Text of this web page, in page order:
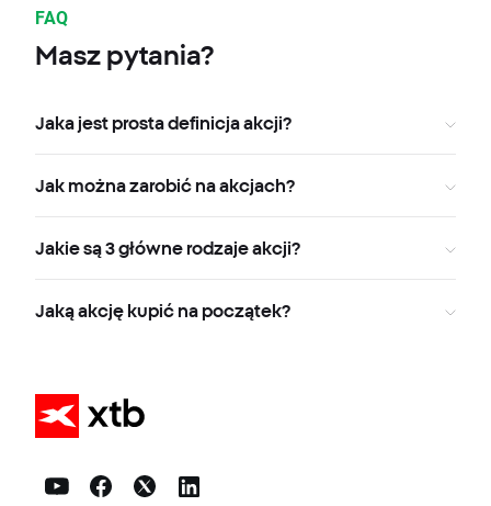
FAQ
Masz pytania?
Jaka jest prosta definicja akcji?
Jak można zarobić na akcjach?
Jakie są 3 główne rodzaje akcji?
Jaką akcję kupić na początek?